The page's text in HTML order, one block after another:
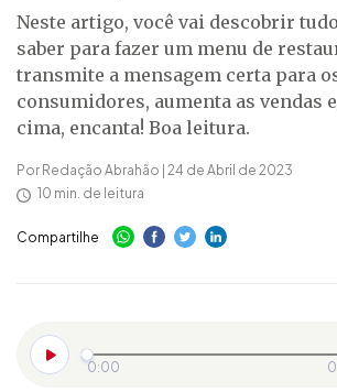
Neste artigo, você vai descobrir
saber para fazer um menu de
transmite a mensagem certa para
consumidores, aumenta as vendas
cima, encanta! Boa leitura.
Por Redação Abrahão | 24 de Abril de 2023
10 min. de leitura
Compartilhe
0:00